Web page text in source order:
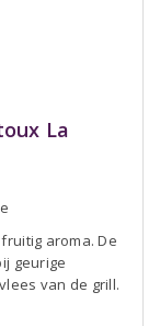
La
aroma. De
geurige
van de grill.